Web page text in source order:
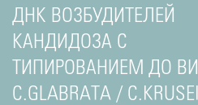
ДНК ВОЗБУДИТЕЛЕЙ
КАНДИДОЗА С
ТИПИРОВАНИЕМ ДО
C.GLABRATA /